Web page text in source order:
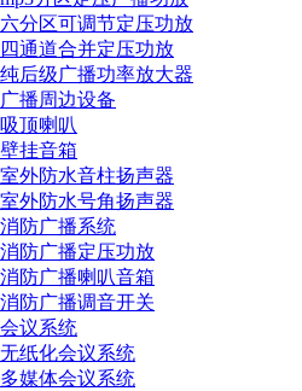
六分区可调节定压功放
四通道合并定压功放
纯后级广播功率放大器
广播周边设备
吸顶喇叭
壁挂音箱
室外防水音柱扬声器
室外防水号角扬声器
消防广播系统
消防广播定压功放
消防广播喇叭音箱
消防广播调音开关
会议系统
无纸化会议系统
多媒体会议系统